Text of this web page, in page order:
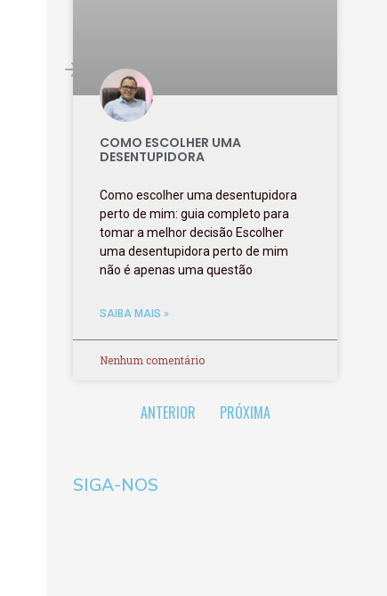
COMO ESCOLHER UMA
DESENTUPIDORA
Como escolher uma desentupidora
perto de mim: guia completo para
tomar a melhor decisão Escolher
uma desentupidora perto de mim
não é apenas uma questão
SAIBA MAIS »
Nenhum comentário
ANTERIOR PRÓXIMA
SIGA-NOS